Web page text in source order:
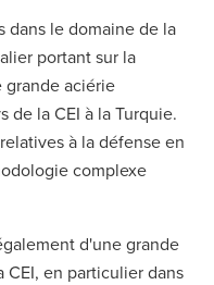
dans le domaine de la
portant sur la
aciérie
de la CEI à la Turquie.
à la défense en
complexe
d'une grande
en particulier dans